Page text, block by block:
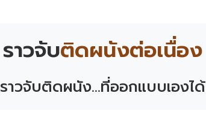
ราวจับติดผนังต่อเนื่อง
ราวจับติดผนัง...ที่ออกแบบเองได้